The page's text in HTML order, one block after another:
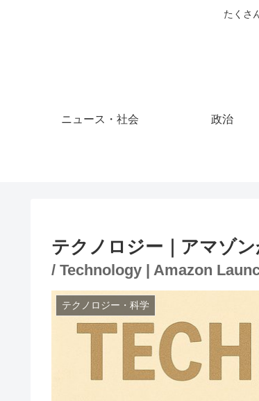
たくさ
ニュース・社会 政治
テクノロジー｜アマゾ
/ Technology | Amazon
テクノロジー・科学